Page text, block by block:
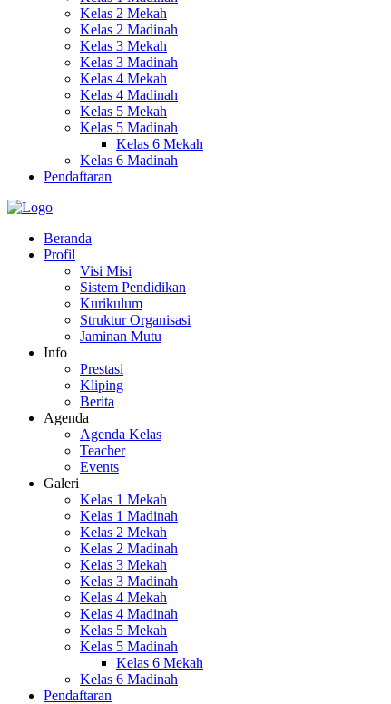
Kelas 2 Mekah
Kelas 2 Madinah
Kelas 3 Mekah
Kelas 3 Madinah
Kelas 4 Mekah
Kelas 4 Madinah
Kelas 5 Mekah
Kelas 5 Madinah
Kelas 6 Mekah
Kelas 6 Madinah
Pendaftaran
Beranda
Profil
Visi Misi
Sistem Pendidikan
Kurikulum
Struktur Organisasi
Jaminan Mutu
Info
Prestasi
Kliping
Berita
Agenda
Agenda Kelas
Teacher
Events
Galeri
Kelas 1 Mekah
Kelas 1 Madinah
Kelas 2 Mekah
Kelas 2 Madinah
Kelas 3 Mekah
Kelas 3 Madinah
Kelas 4 Mekah
Kelas 4 Madinah
Kelas 5 Mekah
Kelas 5 Madinah
Kelas 6 Mekah
Kelas 6 Madinah
Pendaftaran